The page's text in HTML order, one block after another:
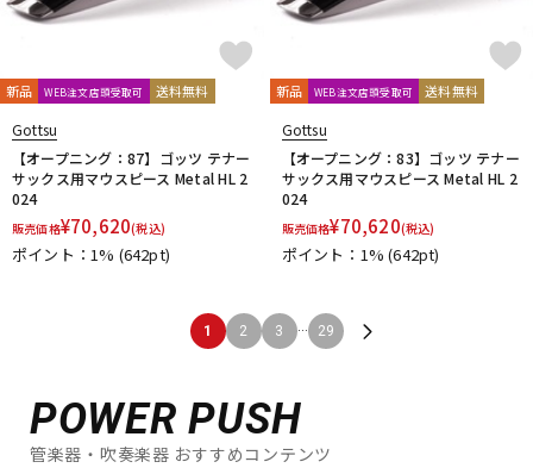
新品 WEB注文店頭受取可 送料無料
Gottsu
【オープニング：87】ゴッツ テナー
サックス用マウスピース Metal HL 2
024
販売価格¥70,620(税込)
ポイント：1% (642pt)
新品 WEB注文店頭受取可 送料無料
Gottsu
【オープニング：83】ゴッツ テナー
サックス用マウスピース Metal HL 2
024
販売価格¥70,620(税込)
ポイント：1%(642pt)
1 2 3 ... 29
POWER PUSH
管楽器・吹奏楽器 おすすめコンテンツ